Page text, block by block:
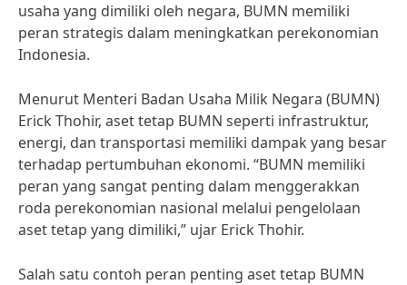
usaha yang dimiliki oleh negara, BUMN memiliki
peran strategis dalam meningkatkan perekonomian
Indonesia.
Menurut Menteri Badan Usaha Milik Negara (BUMN)
Erick Thohir, aset tetap BUMN seperti infrastruktur,
energi, dan transportasi memiliki dampak yang besar
terhadap pertumbuhan ekonomi. “BUMN memiliki
peran yang sangat penting dalam menggerakkan
roda perekonomian nasional melalui pengelolaan
aset tetap yang dimiliki,” ujar Erick Thohir.
Salah satu contoh peran penting aset tetap BUMN